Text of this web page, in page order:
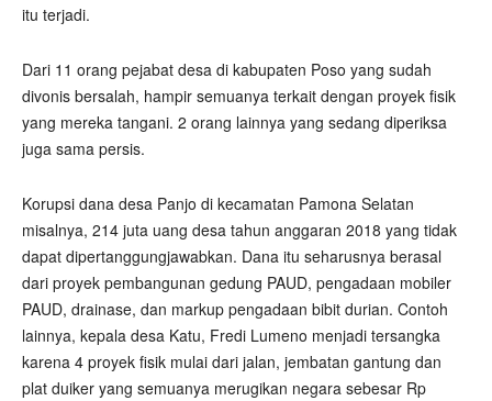
itu terjadi.
Dari 11 orang pejabat desa di kabupaten Poso yang sudah
divonis bersalah, hampir semuanya terkait dengan proyek fisik
yang mereka tangani. 2 orang lainnya yang sedang diperiksa
juga sama persis.
Korupsi dana desa Panjo di kecamatan Pamona Selatan
misalnya, 214 juta uang desa tahun anggaran 2018 yang tidak
dapat dipertanggungjawabkan. Dana itu seharusnya berasal
dari proyek pembangunan gedung PAUD, pengadaan mobiler
PAUD, drainase, dan markup pengadaan bibit durian. Contoh
lainnya, kepala desa Katu, Fredi Lumeno menjadi tersangka
karena 4 proyek fisik mulai dari jalan, jembatan gantung dan
plat duiker yang semuanya merugikan negara sebesar Rp